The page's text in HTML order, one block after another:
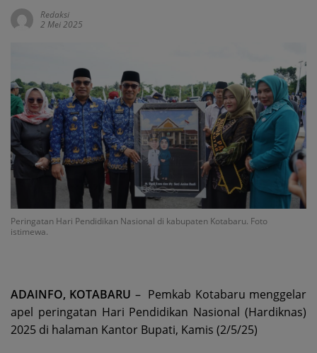
Redaksi
2 Mei 2025
Peringatan Hari Pendidikan Nasional di kabupaten Kotabaru. Foto
istimewa.
ADAINFO, KOTABARU – Pemkab Kotabaru menggelar
apel peringatan Hari Pendidikan Nasional (Hardiknas)
2025 di halaman Kantor Bupati, Kamis (2/5/25)